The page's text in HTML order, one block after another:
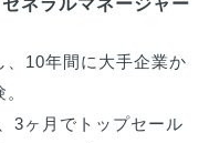
、10年間に大手企業か
3ヶ月でトップセール